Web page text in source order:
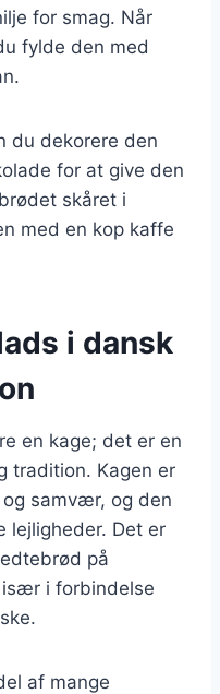
for smag. Når
fylde den med
du dekorere den
for at give den
skåret i
med en kop kaffe
i dansk
en kage; det er en
tradition. Kagen er
samvær, og den
lejligheder. Det er
på
i forbindelse
af mange